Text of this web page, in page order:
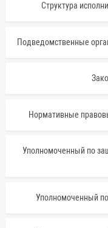
Структура
Подведомственные
Нормативные
Уполномоченный по
Уполномоченный